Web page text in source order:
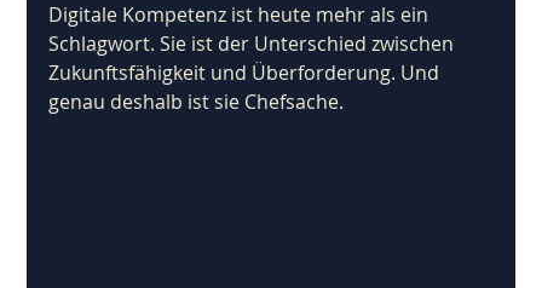
Digitale Kompetenz ist heute mehr als ein
Schlagwort. Sie ist der Unterschied zwischen
Zukunftsfähigkeit und Überforderung. Und
genau deshalb ist sie Chefsache.